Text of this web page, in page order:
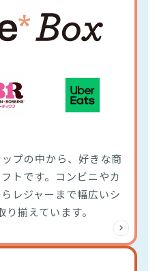
プの中から、好きな商
トです。コンビニやカ
レジャーまで幅広いシ
揃えています。